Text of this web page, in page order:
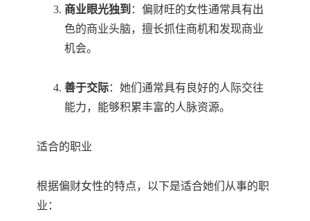
商业眼光独到 ：偏财旺的女性通常具有出
色的商业头脑，擅长抓住商机和发现商业
机会。
善于交际：她们通常具有良好的人际交往
能力，能够积累丰富的人脉资源。
适合的职业
根据偏财女性的特点，以下是适合她们从事的职
业：